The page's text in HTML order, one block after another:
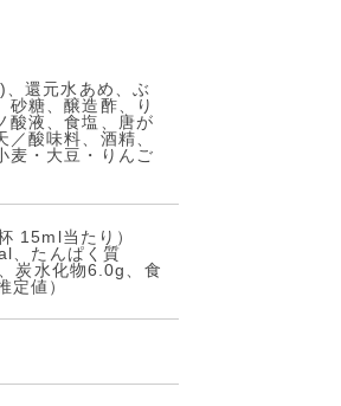
還元水あめ、ぶ
砂糖、醸造酢、り
酸液、食塩、唐が
／酸味料、酒精、
麦・大豆・りんご
15ml当たり）
、たんぱく質
炭水化物6.0g、食
定値）